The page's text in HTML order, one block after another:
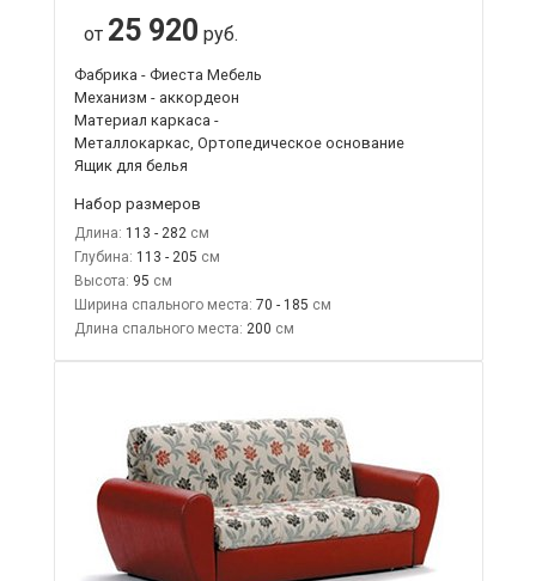
от 25 920 руб.
Фабрика - Фиеста Мебель
Механизм - аккордеон
Материал каркаса -
Металлокаркас, Ортопедическое основание
Ящик для белья
Набор размеров
Длина: 113 - 282
Глубина: 113 - 205
Высота: 95
Ширина спального места: 70 - 185
Длина спального места: 200